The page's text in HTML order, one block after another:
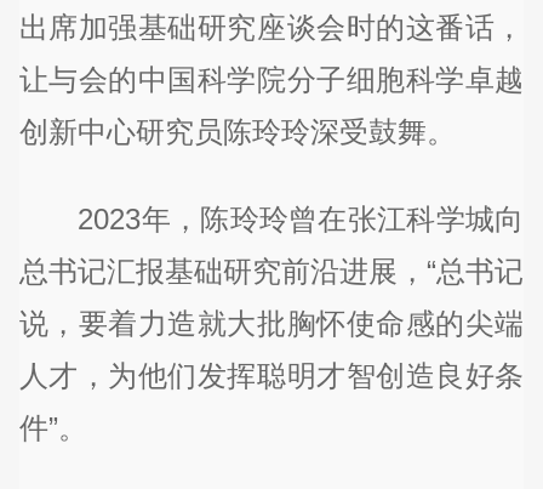
出席加强基础研究座谈会时的这番话，
让与会的中国科学院分子细胞科学卓越
创新中心研究员陈玲玲深受鼓舞。
2023年，陈玲玲曾在张江科学城向
总书记汇报基础研究前沿进展，“总书记
说，要着力造就大批胸怀使命感的尖端
人才，为他们发挥聪明才智创造良好条
件”。